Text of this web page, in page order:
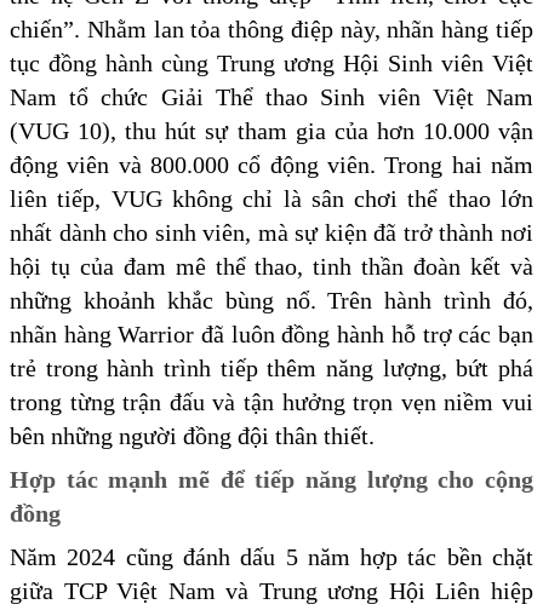
chiến”. Nhằm lan tỏa thông điệp này, nhãn hàng tiếp
tục đồng hành cùng Trung ương Hội Sinh viên Việt
Nam tổ chức Giải Thể thao Sinh viên Việt Nam
(VUG 10), thu hút sự tham gia của hơn 10.000 vận
động viên và 800.000 cổ động viên. Trong hai năm
liên tiếp, VUG không chỉ là sân chơi thể thao lớn
nhất dành cho sinh viên, mà sự kiện đã trở thành nơi
hội tụ của đam mê thể thao, tinh thần đoàn kết và
những khoảnh khắc bùng nổ. Trên hành trình đó,
nhãn hàng Warrior đã luôn đồng hành hỗ trợ các bạn
trẻ trong hành trình tiếp thêm năng lượng, bứt phá
trong từng trận đấu và tận hưởng trọn vẹn niềm vui
bên những người đồng đội thân thiết.
Hợp tác mạnh mẽ để tiếp năng lượng cho cộng
đồng
Năm 2024 cũng đánh dấu 5 năm hợp tác bền chặt
giữa TCP Việt Nam và Trung ương Hội Liên hiệp